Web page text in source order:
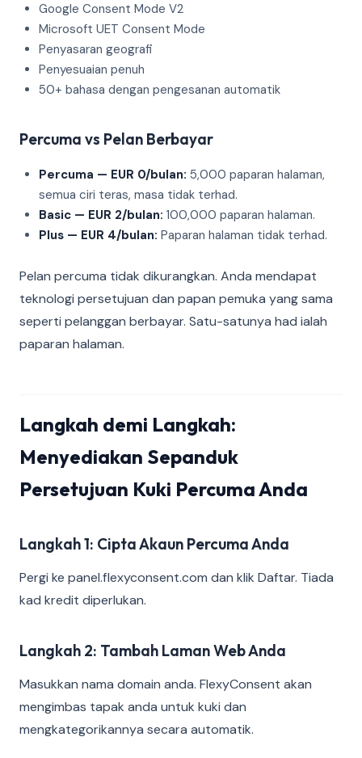
Google Consent Mode V2
Microsoft UET Consent Mode
Penyasaran geografi
Penyesuaian penuh
50+ bahasa dengan pengesanan automatik
Percuma vs Pelan Berbayar
Percuma — EUR 0/bulan: 5,000 paparan halaman,
semua ciri teras, masa tidak terhad.
Basic — EUR 2/bulan: 100,000 paparan halaman.
Plus — EUR 4/bulan: Paparan halaman tidak terhad.
Pelan percuma tidak dikurangkan. Anda mendapat
teknologi persetujuan dan papan pemuka yang sama
seperti pelanggan berbayar. Satu-satunya had ialah
paparan halaman.
Langkah demi Langkah:
Menyediakan Sepanduk
Persetujuan Kuki Percuma Anda
Langkah 1: Cipta Akaun Percuma Anda
Pergi ke panel.flexyconsent.com dan klik Daftar. Tiada
kad kredit diperlukan.
Langkah 2: Tambah Laman Web Anda
Masukkan nama domain anda. FlexyConsent akan
mengimbas tapak anda untuk kuki dan
mengkategorikannya secara automatik.